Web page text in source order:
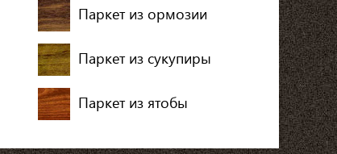
Паркет из ормозии
Паркет из сукупиры
Паркет из ятобы